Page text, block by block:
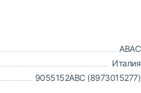
ABAC
Италия
9055152ABC (8973015277)